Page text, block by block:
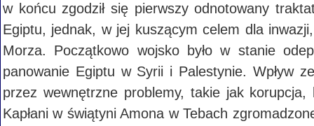
w końcu zgodził się pierwszy odnotowany
Egiptu, jednak, w jej kuszącym celem dla
Morza. Początkowo wojsko było w stanie
panowanie Egiptu w Syrii i Palestynie. Wpływ
przez wewnętrzne problemy, takie jak
Kapłani w świątyni Amona w Tebach